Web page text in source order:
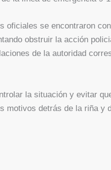
oficiales se encontraron
obstruir la acción
de la autoridad
la situación y evitar
motivos detrás de la riña y